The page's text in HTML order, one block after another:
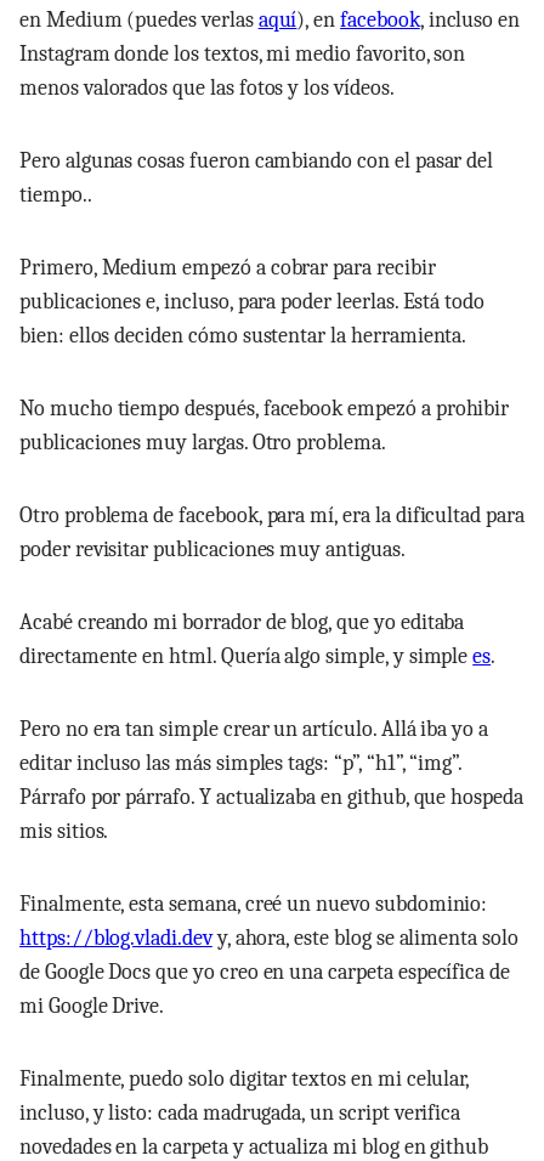
en Medium (puedes verlasaquí), enfacebook, incluso en
Instagram donde los textos, mi medio favorito, son
menos valorados que las fotos y los vídeos.
Pero algunas cosas fueron cambiando con el pasar del
tiempo..
Primero, Medium empezó a cobrar para recibir
publicaciones e, incluso, para poder leerlas. Está todo
bien: ellos deciden cómo sustentar la herramienta.
No mucho tiempo después, facebook empezó a prohibir
publicaciones muy largas. Otro problema.
Otro problema de facebook, para mí, era la dificultad para
poder revisitar publicaciones muy antiguas.
Acabé creando mi borrador de blog, que yo editaba
directamente en html. Quería algo simple, y simplees.
Pero no era tan simple crear un artículo. Allá iba yo a
editar incluso las más simples tags: “p”, “h1”, “img”.
Párrafo por párrafo. Y actualizaba en github, que hospeda
mis sitios.
Finalmente, esta semana, creé un nuevo subdominio:
https://blog.vladi.devy, ahora, este blog se alimenta solo
de Google Docs que yo creo en una carpeta específica de
mi Google Drive.
Finalmente, puedo solo digitar textos en mi celular,
incluso, y listo: cada madrugada, un script verifica
novedades en la carpeta y actualiza mi blog en github